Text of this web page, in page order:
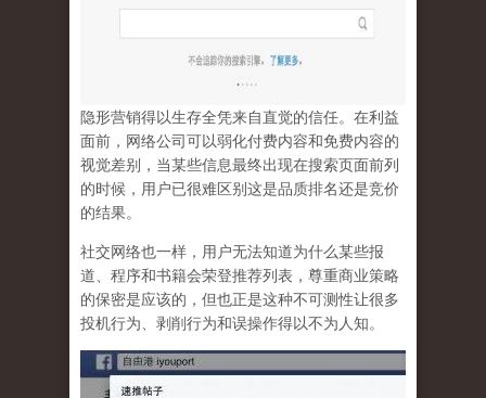
隐形营销得以生存全凭来自直觉的信任。在利益
面前，网络公司可以弱化付费内容和免费内容的
视觉差别，当某些信息最终出现在搜索页面前列
的时候，用户已很难区别这是品质排名还是竞价
的结果。
社交网络也一样， 用户无法知道为什么某些报
道、程序和书籍会荣登推荐列表，尊重商业策略
的保密是应该的，但也正是这种不可测性让很多
投机行为、剥削行为和误操作得以不为人知。